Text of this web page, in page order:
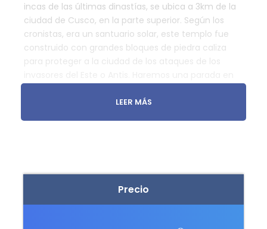
Precio
incas de las últimas dinastías, se ubica a 3km de la
ciudad de Cusco, en la parte superior. Según los
cronistas, era un santuario solar, este templo fue
construido con grandes bloques de piedra caliza
para proteger a la ciudad de los ataques de los
tomarte excelentes fotografías en uno de los
fotografías en un lugar tan magnifico que nos
regala por su naturaleza.
LEER MÁS